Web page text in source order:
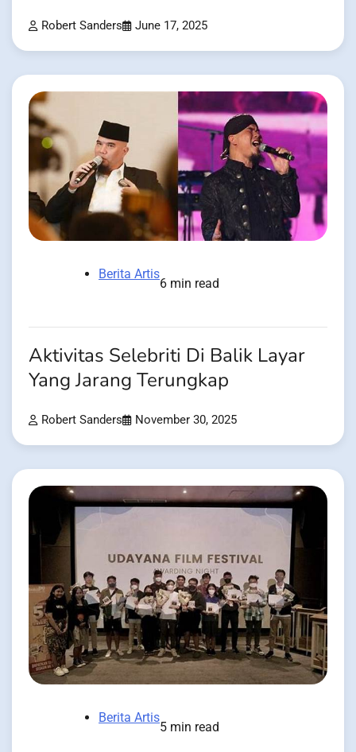
Robert Sanders June 17, 2025
Berita Artis
6 min read
Aktivitas Selebriti Di Balik Layar
Yang Jarang Terungkap
Robert Sanders November 30, 2025
Berita Artis
5 min read